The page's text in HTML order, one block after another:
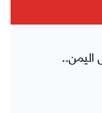
اليمن..